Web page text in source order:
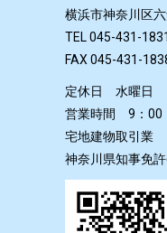
横浜市神奈川区
TEL 045-431-1831
FAX 045-431-
定休日 水曜日
営業時間 9：00
宅地建物取引業
神奈川県知事免